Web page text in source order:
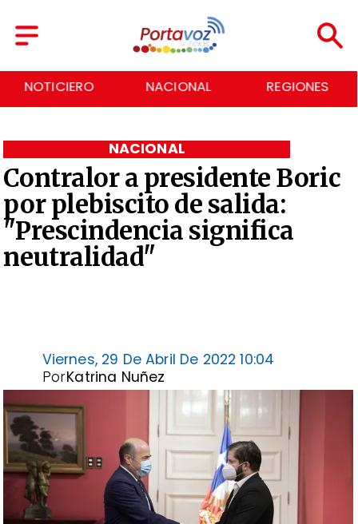
NOTICIERO NACIONAL REGIONES
Contralor a presidente Boric
por plebiscito de salida:
"Prescindencia significa
neutralidad"
NACIONAL
Viernes, 29 De Abril De 2022 10:04
Katrina Nuñez
Por